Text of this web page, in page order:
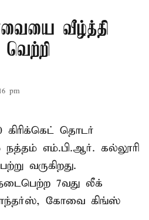
வீழ்த்தி
pm
கிரிக்கெட் தொடர்
எம்.பி.ஆர். கல்லூரி
வருகிறது.
7வது லீக்
கோவை கிங்ஸ்